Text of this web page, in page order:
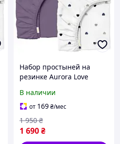
Набор простыней на
резинке Aurora Love
см 80х160 см 2 шт
В наличии
от 169₴/мес
1 690₴
1 950 ₴